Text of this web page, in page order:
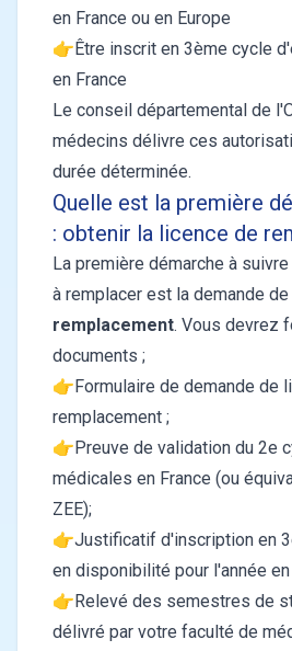
en France ou en Europe
👉Être inscrit en 3ème cycle
en France
Le conseil départemental de
médecins délivre ces
durée déterminée.
Quelle est la première
: obtenir la licence de
La première démarche à
à remplacer est la demande de
remplacement. Vous devrez
documents ;
👉Formulaire de demande de
remplacement ;
👉Preuve de validation du 2e
médicales en France (ou
ZEE);
👉Justificatif d'inscription en
en disponibilité pour l'année
👉Relevé des semestres de
délivré par votre faculté de